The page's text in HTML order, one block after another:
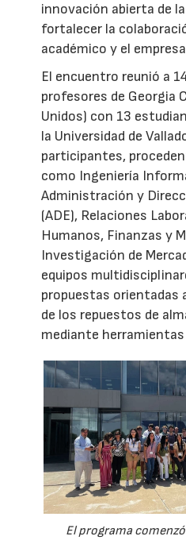
innovación abierta de
fortalecer la
académico y el
El encuentro reunió a
profesores de Georgia
Unidos) con 13
la Universidad de
participantes,
como Ingeniería
Administración y
(ADE), Relaciones
Humanos, Finanzas y
Investigación de
equipos
propuestas orientadas
de los repuestos de
mediante herramientas
El programa